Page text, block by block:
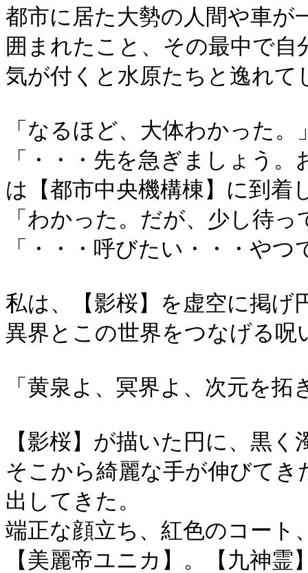
都市に居た大勢の人間や車が
囲まれたこと、その最中で
気が付くと水原たちと逸れ
「なるほど、大体わかった。
「・・・先を急ぎましょう
は【都市中央機構棟】に到着
「わかった。だが、少し待
「・・・呼びたい・・・やつ
私は、【影桜】を虚空に掲げ
異界とこの世界をつなげる呪
「黄泉よ、冥界よ、次元を拓
【影桜】が描いた円に、黒
そこから綺麗な手が伸びて
出してきた。
端正な顔立ち、紅色のコート
【美麗帝ユニカ】。【九神